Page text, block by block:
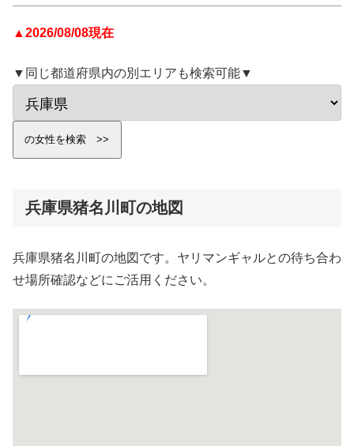
▲2026/08/08現在
▼同じ都道府県内の別エリアも検索可能▼
兵庫県猪名川町の地図
兵庫県猪名川町の地図です。ヤリマンギャルとの待ち合わ
せ場所確認などにご活用ください。